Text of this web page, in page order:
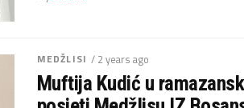
MEDŽLISI / 2 years ago
Muftija Kudić u